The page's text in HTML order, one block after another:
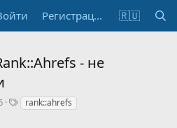
Регистрация 🇷🇺
- не
Тrank::ahrefs